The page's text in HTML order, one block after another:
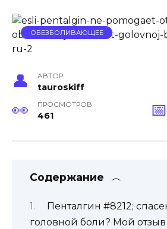
ОБЕЗБОЛИВАЮЩЕЕ
АВТОР
tauroskiff
ПРОСМОТРОВ
461
Содержание
Пенталгин #8212;
головной боли? Мой отзыв